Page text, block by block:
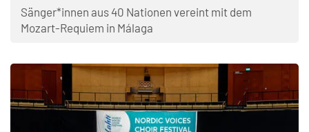
Sänger*innen aus 40 Nationen vereint mit dem
Mozart-Requiem in Málaga